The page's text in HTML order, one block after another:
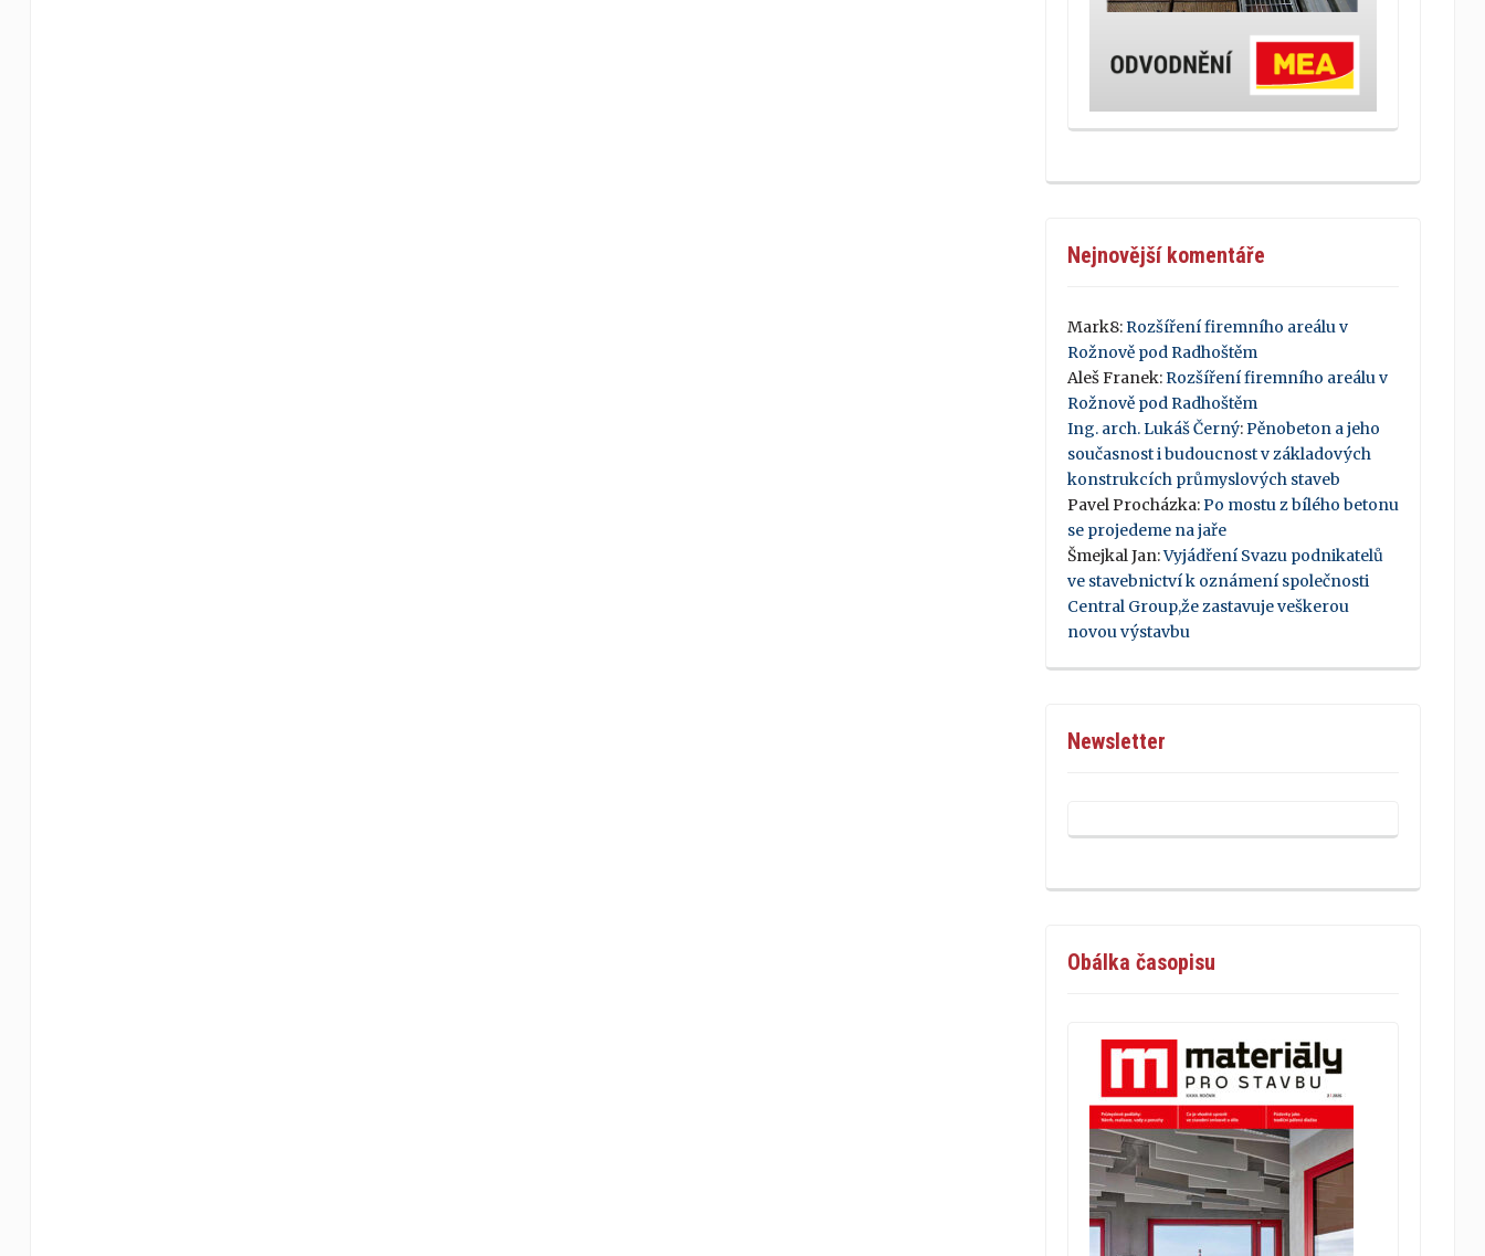
Nejnovější komentáře
Mark8:Rozšíření firemního areálu v
Rožnově pod Radhoštěm
Aleš Franek:Rozšíření firemního areálu v
Rožnově pod Radhoštěm
Ing. arch. Lukáš Černý:Pěnobeton a jeho
současnost i budoucnost v základových
konstrukcích průmyslových staveb
Pavel Procházka:Po mostu z bílého betonu
se projedeme na jaře
Šmejkal Jan:Vyjádření Svazu podnikatelů
ve stavebnictví k oznámení společnosti
Central Group,že zastavuje veškerou
novou výstavbu
Newsletter
Obálka časopisu